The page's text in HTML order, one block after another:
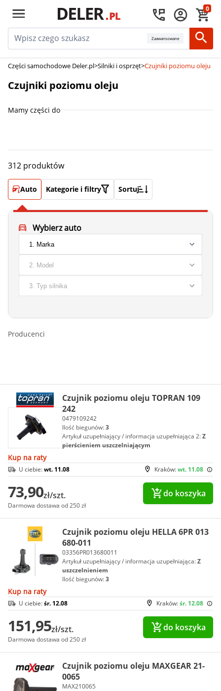
0
Zaawansowane
Części samochodowe Deler.pl>Silniki i osprzęt>Czujniki poziomu oleju
Czujniki poziomu oleju
Mamy części do
312 produktów
Auto Kategorie i filtry Sortuj
Wybierz auto
Producenci
Czujnik poziomu oleju TOPRAN 109
242
0479109242
Ilość biegunów:3
Artykuł uzupełniający / informacja uzupełniająca 2:Z
pierścieniem uszczelniającym
Kup na raty
Kraków:wt. 11.08
U ciebie:wt. 11.08
73,90zł/szt.
Darmowa dostawa od 250 zł
do koszyka
Czujnik poziomu oleju HELLA 6PR 013
680-011
03356PR013680011
Artykuł uzupełniający / informacja uzupełniająca:Z
uszczelnieniem
Ilość biegunów:3
Kup na raty
Kraków:śr. 12.08
U ciebie:śr. 12.08
151,95zł/szt.
Darmowa dostawa od 250 zł
do koszyka
Czujnik poziomu oleju MAXGEAR 21-
0065
MAX210065